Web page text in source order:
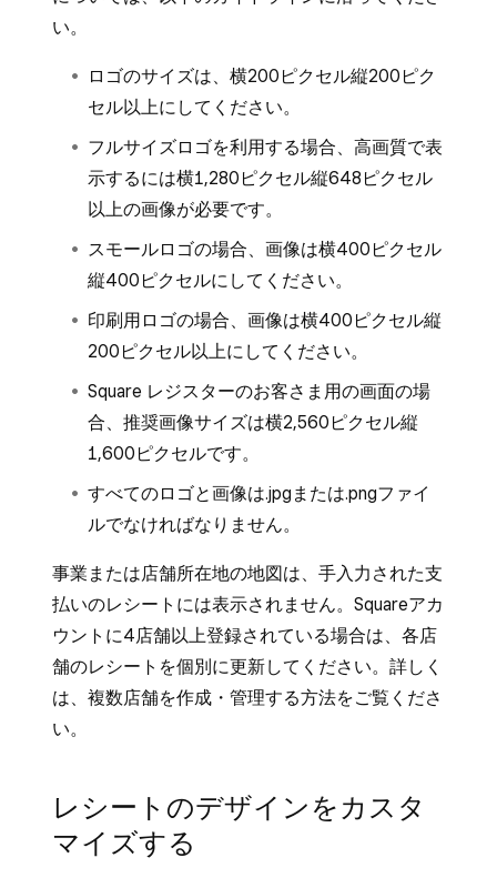
い。
ロゴのサイズは、横200ピクセル縦200ピク
セル以上にしてください。
フルサイズロゴを利用する場合、高画質で表
示するには横1,280ピクセル縦648ピクセル
以上の画像が必要です。
スモールロゴの場合、画像は横400ピクセル
縦400ピクセルにしてください。
印刷用ロゴの場合、画像は横400ピクセル縦
200ピクセル以上にしてください。
Square レジスターのお客さま用の画面の場
合、推奨画像サイズは横2,560ピクセル縦
1,600ピクセルです。
すべてのロゴと画像は.jpgまたは.pngファイ
ルでなければなりません。
事業または店舗所在地の地図は、手入力された支
払いのレシートには表示されません。Squareアカ
ウントに4店舗以上登録されている場合は、各店
舗のレシートを個別に更新してください。詳しく
は、 複数店舗を作成・管理する方法をご覧くださ
い。
レシートのデザインをカスタ
マイズする